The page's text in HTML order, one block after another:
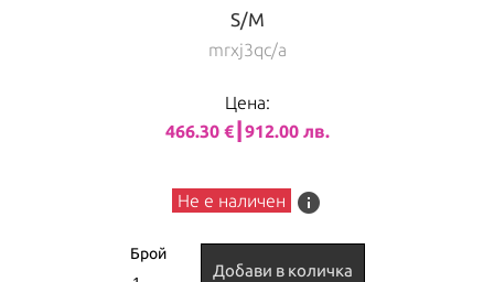
S/M
mrxj3qc/a
Цена:
466.30 €┃912.00 лв.
Не е наличен info
Брой
Добави в количка